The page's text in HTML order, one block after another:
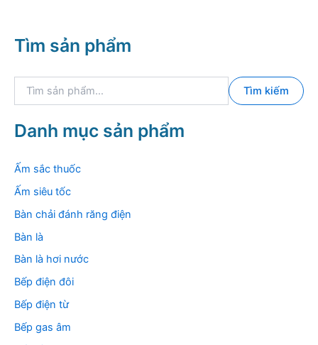
Tìm sản phẩm
k
i
m
Tìm kiếm
Danh mục sản phẩm
Ấm sắc thuốc
Ấm siêu tốc
Bàn chải đánh răng điện
Bàn là
Bàn là hơi nước
Bếp điện đôi
Bếp điện từ
Bếp gas âm